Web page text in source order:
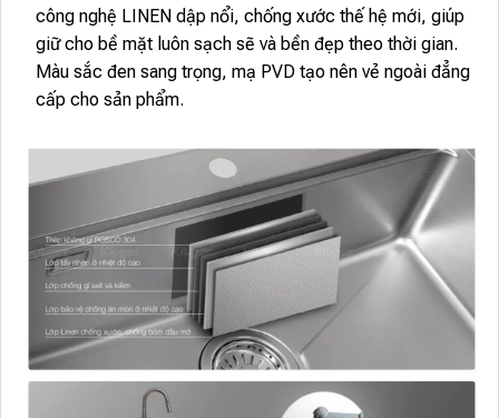
công nghệ LINEN dập nổi, chống xước thế hệ mới, giúp
giữ cho bề mặt luôn sạch sẽ và bền đẹp theo thời gian.
Màu sắc đen sang trọng, mạ PVD tạo nên vẻ ngoài đẳng
cấp cho sản phẩm.